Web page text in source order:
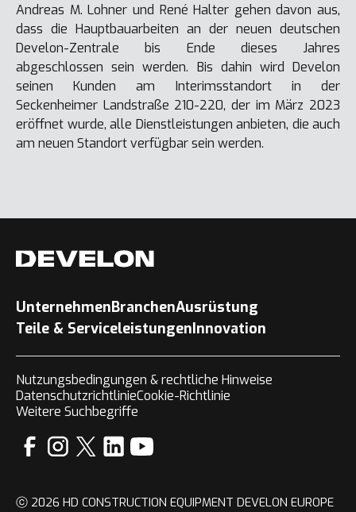
Andreas M. Lohner und René Halter gehen davon aus,
dass die Hauptbauarbeiten an der neuen deutschen
Develon-Zentrale bis Ende dieses Jahres
abgeschlossen sein werden. Bis dahin wird Develon
seinen Kunden am Interimsstandort in der
Seckenheimer Landstraße 210-220, der im März 2023
eröffnet wurde, alle Dienstleistungen anbieten, die auch
am neuen Standort verfügbar sein werden.
UnternehmenBranchenAusrüstung
Teile & ServiceleistungenInnovation
Nutzungsbedingungen & rechtliche Hinweise
DatenschutzrichtlinieCookie-Richtlinie
Weitere Suchbegriffe
ⓒ 2026 HD CONSTRUCTION EQUIPMENT DEVELON EUROPE